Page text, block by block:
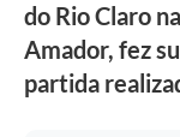
do Rio Claro
Amador, fez
partida